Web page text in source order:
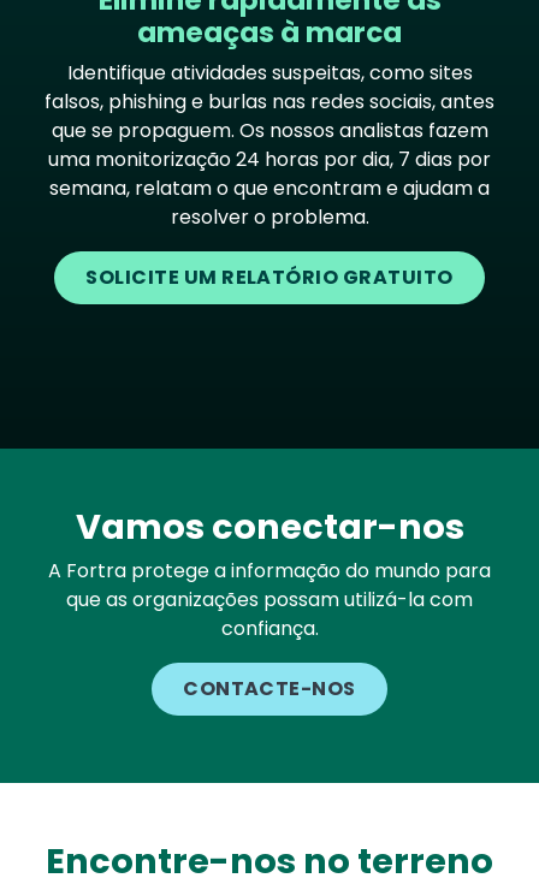
ameaças à marca
Identifique atividades suspeitas, como sites
falsos, phishing e burlas nas redes sociais, antes
que se propaguem. Os nossos analistas fazem
uma monitorização 24 horas por dia, 7 dias por
semana, relatam o que encontram e ajudam a
resolver o problema.
SOLICITE UM RELATÓRIO GRATUITO
Vamos conectar-nos
A Fortra protege a informação do mundo para
que as organizações possam utilizá-la com
confiança.
CONTACTE-NOS
Encontre-nos no terreno